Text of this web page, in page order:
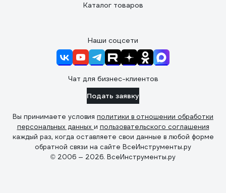
Каталог товаров
Наши соцсети
Чат для бизнес-клиентов
Подать заявку
Вы принимаете условия политики в отношении обработки
персональных данных и пользовательского соглашения
каждый раз, когда оставляете свои данные в любой форме
обратной связи на сайте ВсеИнструменты.ру
© 2006 — 2026. ВсеИнструменты.ру